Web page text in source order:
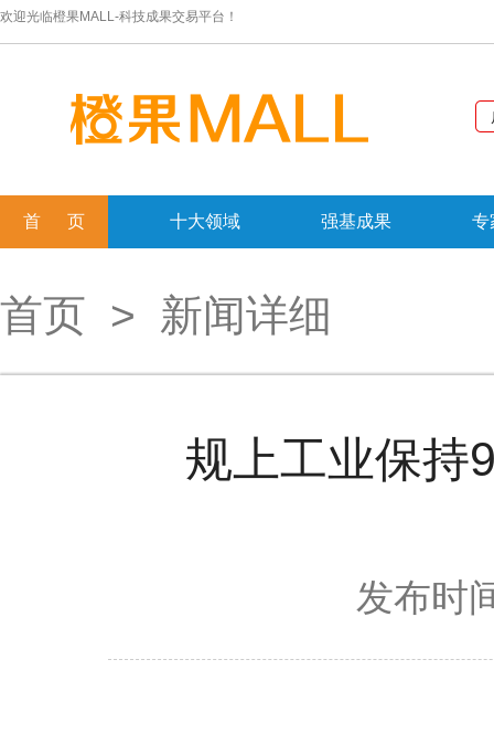
欢迎光临橙果MALL-科技成果交易平台！
首 页 十大领域 强基成果 专
首页 > 新闻详细
规上工业保持
发布时